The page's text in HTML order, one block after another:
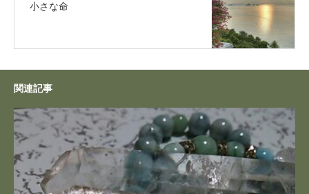
小さな命
関連記事